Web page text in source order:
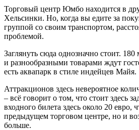
Торговый центр Юмбо находится в
Хельсинки. Но, когда вы едите за
группой со своим транспортом,
проблемой.
Заглянуть сюда однозначно стоит.
и разнообразными товарами ждут
есть аквапарк в стиле индейцев Майя.
Аттракционов здесь невероятное
– всё говорит о том, что стоит здесь
входного билета здесь около 20 евро,
предыдущем торговом центре, но и
больше.